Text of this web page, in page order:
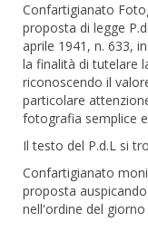
Confartigianato
proposta di legge
aprile 1941, n. 633,
la finalità di tutelare
riconoscendo il
particolare
fotografia semplice
Il testo del P.d.L si
Confartigianato
proposta
nell'ordine del